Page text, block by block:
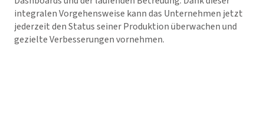
integralen Vorgehensweise kann das Unternehmen jetzt
jederzeit den Status seiner Produktion überwachen und
gezielte Verbesserungen vornehmen.